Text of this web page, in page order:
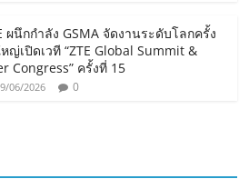
ผนึกกำลัง GSMA จัดงานระดับโลกครั้ง
ญ่เปิดเวที “ZTE Global Summit &
Congress” ครั้งที่ 15
06/2026 0